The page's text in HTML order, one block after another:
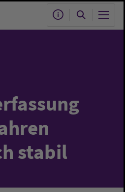
stabil